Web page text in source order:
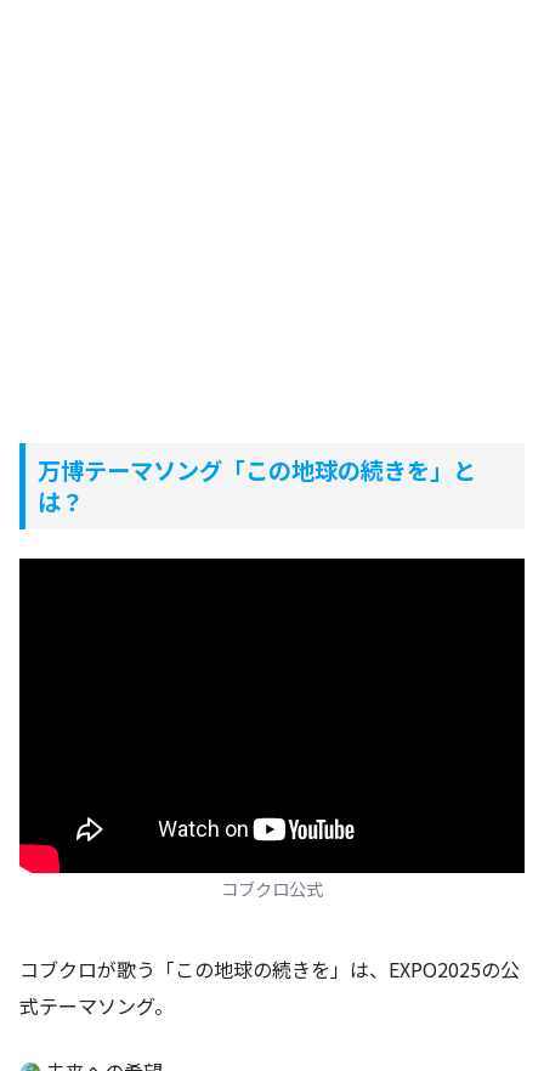
万博テーマソング「この地球の続きを」と
は？
コブクロ公式
コブクロが歌う「この地球の続きを」は、EXPO2025の公
式テーマソング。